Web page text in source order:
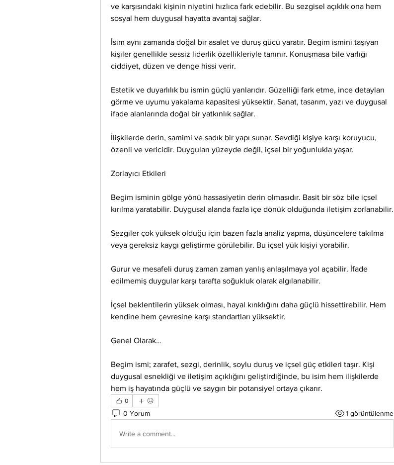
ve karşısındaki kişinin niyetini hızlıca fark edebilir. Bu sezgisel açıklık ona hem
sosyal hem duygusal hayatta avantaj sağlar.
İsim aynı zamanda doğal bir asalet ve duruş gücü yaratır. Begim ismini taşıyan
kişiler genellikle sessiz liderlik özellikleriyle tanınır. Konuşmasa bile varlığı
ciddiyet, düzen ve denge hissi verir.
Estetik ve duyarlılık bu ismin güçlü yanlarıdır. Güzelliği fark etme, ince detayları
görme ve uyumu yakalama kapasitesi yüksektir. Sanat, tasarım, yazı ve duygusal
ifade alanlarında doğal bir yatkınlık sağlar.
İlişkilerde derin, samimi ve sadık bir yapı sunar. Sevdiği kişiye karşı koruyucu,
özenli ve vericidir. Duyguları yüzeyde değil, içsel bir yoğunlukla yaşar.
Zorlayıcı Etkileri
Begim isminin gölge yönü hassasiyetin derin olmasıdır. Basit bir söz bile içsel
kırılma yaratabilir. Duygusal alanda fazla içe dönük olduğunda iletişim zorlanabilir.
Sezgiler çok yüksek olduğu için bazen fazla analiz yapma, düşüncelere takılma
veya gereksiz kaygı geliştirme görülebilir. Bu içsel yük kişiyi yorabilir.
Gurur ve mesafeli duruş zaman zaman yanlış anlaşılmaya yol açabilir. İfade
edilmemiş duygular karşı tarafta soğukluk olarak algılanabilir.
İçsel beklentilerin yüksek olması, hayal kırıklığını daha güçlü hissettirebilir. Hem
kendine hem çevresine karşı standartları yüksektir.
Genel Olarak…
Begim ismi; zarafet, sezgi, derinlik, soylu duruş ve içsel güç etkileri taşır. Kişi
duygusal esnekliği ve iletişim açıklığını geliştirdiğinde, bu isim hem ilişkilerde
hem iş hayatında güçlü ve saygın bir potansiyel ortaya çıkarır.
0
0 Yorum 1 görüntülenme
Write a comment...